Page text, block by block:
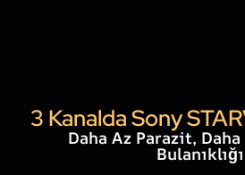
3 Kanalda Sony
Daha Az Parazit,
Bulanıklığı